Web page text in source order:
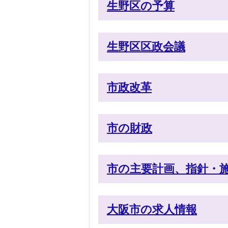
生野区の予算
生野区区政会議
市政改革
市の財政
市の主要計画、指針・
大阪市の求人情報